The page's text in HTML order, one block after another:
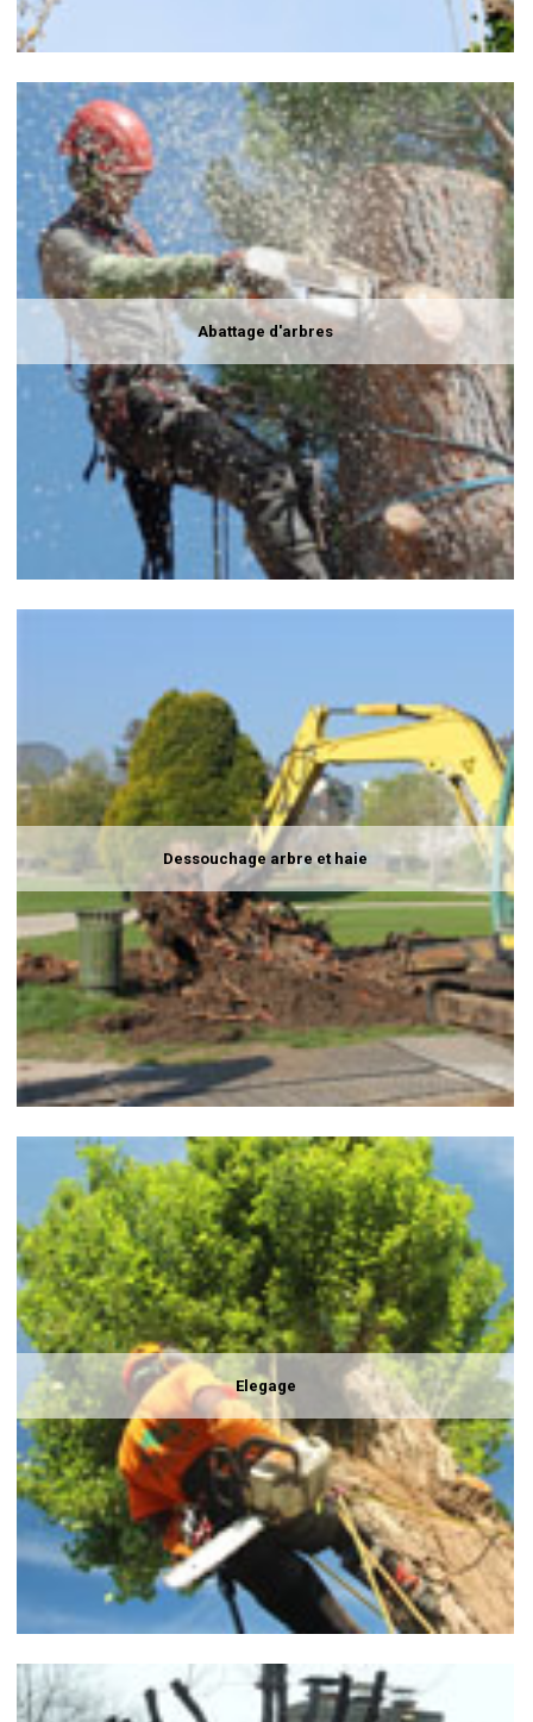
Abattage d'arbres
Dessouchage arbre et haie
Elegage